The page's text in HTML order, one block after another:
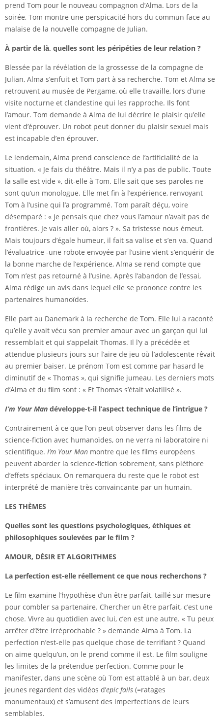
prend Tom pour le nouveau compagnon d’Alma. Lors de la
soirée, Tom montre une perspicacité hors du commun face au
malaise de la nouvelle compagne de Julian.
À partir de là, quelles sont les péripéties de leur relation ?
Blessée par la révélation de la grossesse de la compagne de
Julian, Alma s’enfuit et Tom part à sa recherche. Tom et Alma se
retrouvent au musée de Pergame, où elle travaille, lors d’une
visite nocturne et clandestine qui les rapproche. Ils font
l’amour. Tom demande à Alma de lui décrire le plaisir qu’elle
vient d’éprouver. Un robot peut donner du plaisir sexuel mais
est incapable d’en éprouver.
Le lendemain, Alma prend conscience de l’artificialité de la
situation. « Je fais du théâtre. Mais il n’y a pas de public. Toute
la salle est vide », dit-elle à Tom. Elle sait que ses paroles ne
sont qu’un monologue. Elle met fin à l’expérience, renvoyant
Tom à l’usine qui l’a programmé. Tom paraît déçu, voire
désemparé : « Je pensais que chez vous l’amour n’avait pas de
frontières. Je vais aller où, alors ? ». Sa tristesse nous émeut.
Mais toujours d’égale humeur, il fait sa valise et s’en va. Quand
l’évaluatrice -une robote envoyée par l’usine vient s’enquérir de
la bonne marche de l’expérience, Alma se rend compte que
Tom n’est pas retourné à l’usine. Après l’abandon de l’essai,
Alma rédige un avis dans lequel elle se prononce contre les
partenaires humanoïdes.
Elle part au Danemark à la recherche de Tom. Elle lui a raconté
qu’elle y avait vécu son premier amour avec un garçon qui lui
ressemblait et qui s’appelait Thomas. Il l’y a précédée et
attendue plusieurs jours sur l’aire de jeu où l’adolescente rêvait
au premier baiser. Le prénom Tom est comme par hasard le
diminutif de « Thomas », qui signifie jumeau. Les derniers mots
d’Alma et du film sont : « Et Thomas s’était volatilisé ».
I’m Your Man développe-t-il l’aspect technique de l’intrigue ?
Contrairement à ce que l’on peut observer dans les films de
science-fiction avec humanoïdes, on ne verra ni laboratoire ni
scientifique. I’m Your Man montre que les films européens
peuvent aborder la science-fiction sobrement, sans pléthore
d’effets spéciaux. On remarquera du reste que le robot est
interprété de manière très convaincante par un humain.
LES THÈMES
Quelles sont les questions psychologiques, éthiques et
philosophiques soulevées par le film ?
AMOUR, DÉSIR ET ALGORITHMES
La perfection est-elle réellement ce que nous recherchons ?
Le film examine l’hypothèse d’un être parfait, taillé sur mesure
pour combler sa partenaire. Chercher un être parfait, c’est une
chose. Vivre au quotidien avec lui, c’en est une autre. « Tu peux
arrêter d’être irréprochable ? » demande Alma à Tom. La
perfection n’est-elle pas quelque chose de terrifiant ? Quand
on aime quelqu’un, on le prend comme il est. Le film souligne
les limites de la prétendue perfection. Comme pour le
manifester, dans une scène où Tom est attablé à un bar, deux
jeunes regardent des vidéos d’epic fails (=ratages
monumentaux) et s’amusent des imperfections de leurs
semblables.